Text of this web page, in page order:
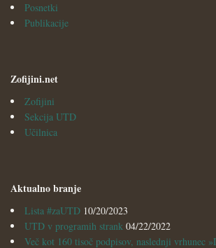
Posnetki
Publikacije
Zofijini.net
Zofijini
Sekcija UTD
Učilnica
Aktualno branje
Lista #zaUTD 10/20/2023
UTD v programih strank 04/22/2022
Več kot 160 tisoč podpisov, naslednji vrhunec